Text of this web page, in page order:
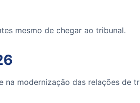
mesmo de chegar ao tribunal.
na modernização das relações de